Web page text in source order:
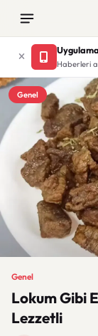
Haberleri
Genel
Genel
Lokum Gibi
Lezzetli